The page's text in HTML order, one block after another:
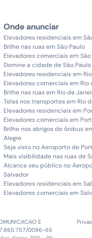
Onde anunciar
Elevadores residenciais em
Brilhe nas ruas em São Paulo
Elevadores comerciais em São
Domine a cidade de São Paulo
Elevadores residenciais em
Elevadores comerciais em Rio
Brilhe nas ruas em Rio de
Telas nos transportes em Rio
Elevadores residenciais em
Elevadores comerciais em
Brilhe nos abrigos de ônibus
Alegre
Seja visto no Aeroporto de
Mais visibilidade nas ruas de
Alcance seu público no
Salvador
Elevadores residenciais em
Elevadores comerciais em
E
0096-65